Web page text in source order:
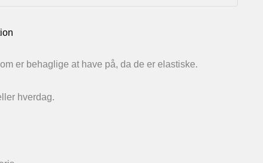
er behaglige at have på, da de er elastiske.
hverdag.